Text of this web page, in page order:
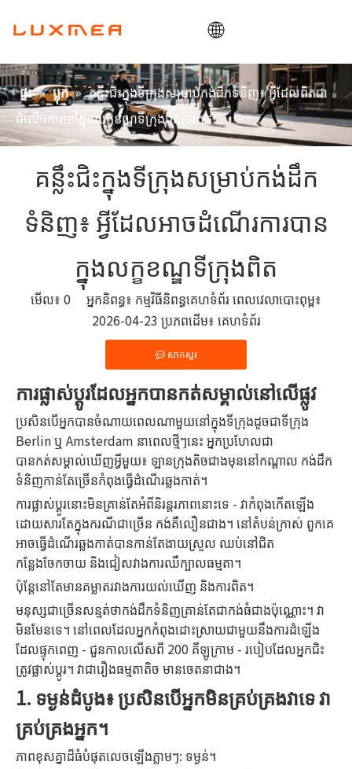
ផ្ទះ
ក្រុមហ៊ុន
ឡានដឹកទំនិញ
ឧបករណ៍ប្រើប្រាស់
ODM/OEM
ប្លុក
ផ្ទះ » ប្លុក » គន្លឹះជិះក្នុងទីក្រុងសម្រាប់កង់ដឹកទំនិញ៖ អ្វីដែលពិតជា
ដំណើរការនៅក្នុងលក្ខខណ្ឌទីក្រុងពិតប្រាកដ
គន្លឹះ​ជិះ​ក្នុង​ទីក្រុង​សម្រាប់​កង់​ដឹក
ទំនិញ៖ អ្វី​ដែល​អាច​ដំណើរការ​បាន​
ក្នុង​លក្ខខណ្ឌ​ទីក្រុង​ពិត
មើល៖ 0 អ្នកនិពន្ធ៖ កម្មវិធីនិពន្ធគេហទំព័រ ពេលវេលាបោះពុម្ព៖
2026-04-23 ប្រភពដើម៖ គេហទំព័រ
សាកសួរ
ការផ្លាស់ប្តូរដែលអ្នកបានកត់សម្គាល់នៅលើផ្លូវ
ប្រសិនបើអ្នកបានចំណាយពេលណាមួយនៅក្នុងទីក្រុងដូចជាទីក្រុង
Berlin ឬ Amsterdam នាពេលថ្មីៗនេះ អ្នកប្រហែលជា
បានកត់សម្គាល់ឃើញអ្វីមួយ៖ ឡានក្រុងតិចជាងមុននៅកណ្តាល កង់ដឹក
ទំនិញកាន់តែច្រើនកំពុងធ្វើដំណើរឆ្លងកាត់។
ការផ្លាស់ប្តូរនោះមិនគ្រាន់តែអំពីនិរន្តរភាពនោះទេ - វាកំពុងកើតឡើង
ដោយសារតែក្នុងករណីជាច្រើន កង់គឺលឿនជាង។ នៅតំបន់ក្រាស់ ពួកគេ
អាចធ្វើដំណើរឆ្លងកាត់បានកាន់តែងាយស្រួល ឈប់នៅជិត
កន្លែងចែកចាយ និងជៀសវាងការឈឺក្បាលធម្មតា។
ប៉ុន្តែនៅតែមានគម្លាតរវាងការយល់ឃើញ និងការពិត។
មនុស្សជាច្រើនសន្មត់ថាកង់ដឹកទំនិញគ្រាន់តែជាកង់ធំជាងប៉ុណ្ណោះ។ វា
មិនមែនទេ។ នៅពេលដែលអ្នកកំពុងដោះស្រាយជាមួយនឹងការដំឡើង
ដែលផ្ទុកពេញ - ជួនកាលលើសពី 200 គីឡូក្រាម - របៀបដែលអ្នកជិះ
ត្រូវផ្លាស់ប្តូរ។ វា​ជា​រឿង​ធម្មតា​តិច មាន​ចេតនា​ជាង។
1. ទម្ងន់ដំបូង៖ ប្រសិនបើអ្នកមិនគ្រប់គ្រងវាទេ វា
គ្រប់គ្រងអ្នក។
ភាពខុសគ្នាដ៏ធំបំផុតលេចឡើងភ្លាមៗ: ទម្ងន់។